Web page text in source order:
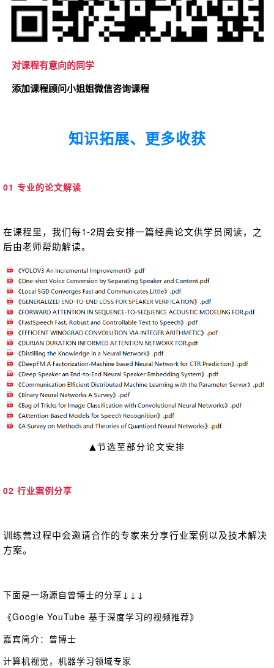
对课程有意向的同学
添加课程顾问小姐姐微信咨询课程
知识拓展、更多收获
01 专业的论文解读
在课程里，我们每1-2周会安排一篇经典论文供学员阅读，之
后由老师帮助解读。
▲节选至部分论文安排
02 行业案例分享
训练营过程中会邀请合作的专家来分享行业案例以及技术解决
方案。
下面是一场源自曾博士的分享↓↓↓
《Google YouTube 基于深度学习的视频推荐》
嘉宾简介：曾博士
计算机视觉，机器学习领域专家